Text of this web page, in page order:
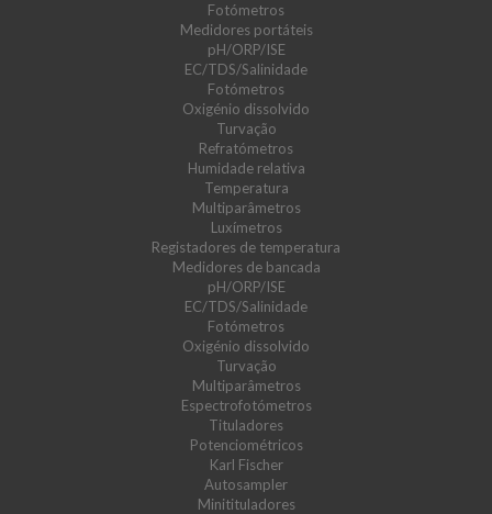
Fotómetros
Medidores portáteis
pH/ORP/ISE
EC/TDS/Salinidade
Fotómetros
Oxigénio dissolvido
Turvação
Refratómetros
Humidade relativa
Temperatura
Multiparâmetros
Luxímetros
Registadores de temperatura
Medidores de bancada
pH/ORP/ISE
EC/TDS/Salinidade
Fotómetros
Oxigénio dissolvido
Turvação
Multiparâmetros
Espectrofotómetros
Tituladores
Potenciométricos
Karl Fischer
Autosampler
Minitituladores